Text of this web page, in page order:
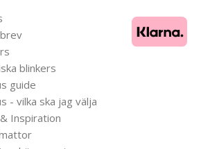
blinkers
guide
- vilka ska jag välja
Inspiration